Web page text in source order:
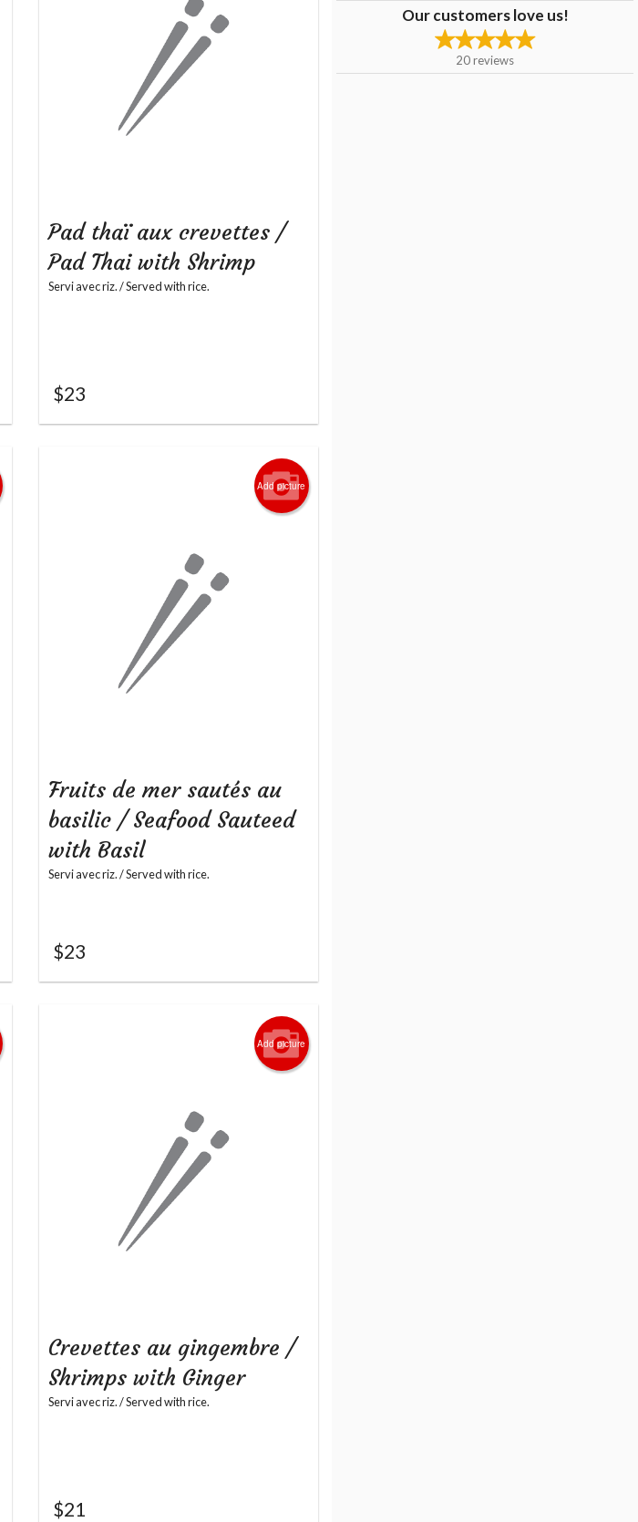
Our customers love us!
20reviews
Pad thaï aux crevettes /
Pad Thai with Shrimp
Servi avec riz. / Served with rice.
$23
Add picture
Fruits de mer sautés au
basilic / Seafood Sauteed
with Basil
Servi avec riz. / Served with rice.
$23
Add picture
Crevettes au gingembre /
Shrimps with Ginger
Servi avec riz. / Served with rice.
$21